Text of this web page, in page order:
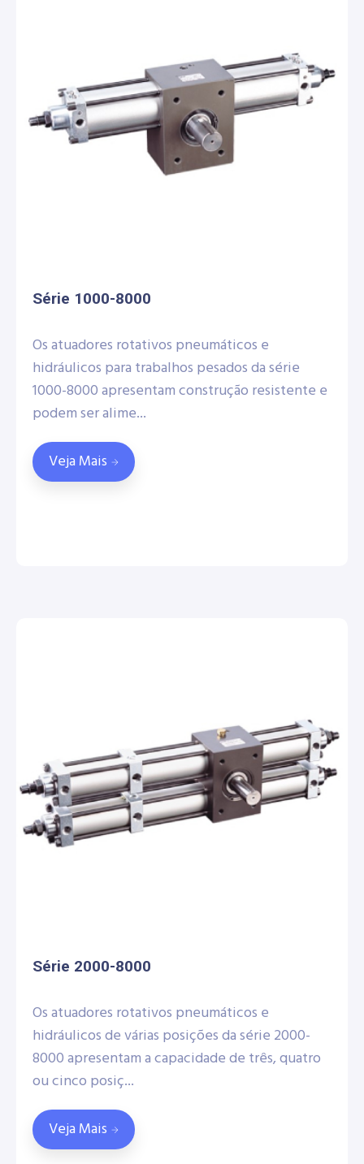
Série 1000-8000
Os atuadores rotativos pneumáticos e
hidráulicos para trabalhos pesados da série
1000-8000 apresentam construção resistente e
podem ser alime...
Veja Mais
Série 2000-8000
Os atuadores rotativos pneumáticos e
hidráulicos de várias posições da série 2000-
8000 apresentam a capacidade de três, quatro
ou cinco posiç...
Veja Mais